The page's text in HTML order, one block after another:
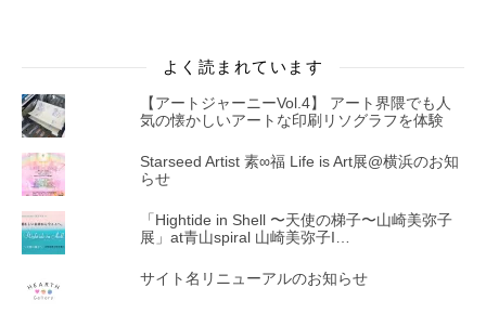
よく読まれています
【アートジャーニーVol.4】 アート界隈でも人
気の懐かしいアートな印刷リソグラフを体験
Starseed Artist 素∞福 Life is Art展@横浜のお知
らせ
「Hightide in Shell 〜天使の梯子〜山崎美弥子
展」at青山spiral 山崎美弥子I…
サイト名リニューアルのお知らせ